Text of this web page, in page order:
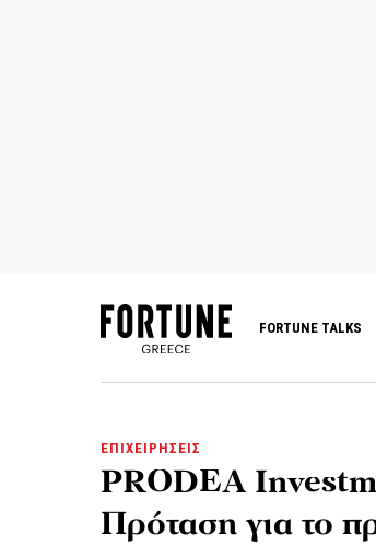
FORTUNE TALKS
ΕΠΙΧΕΙΡΗΣΕΙΣ
PRODEA
Πρόταση για το